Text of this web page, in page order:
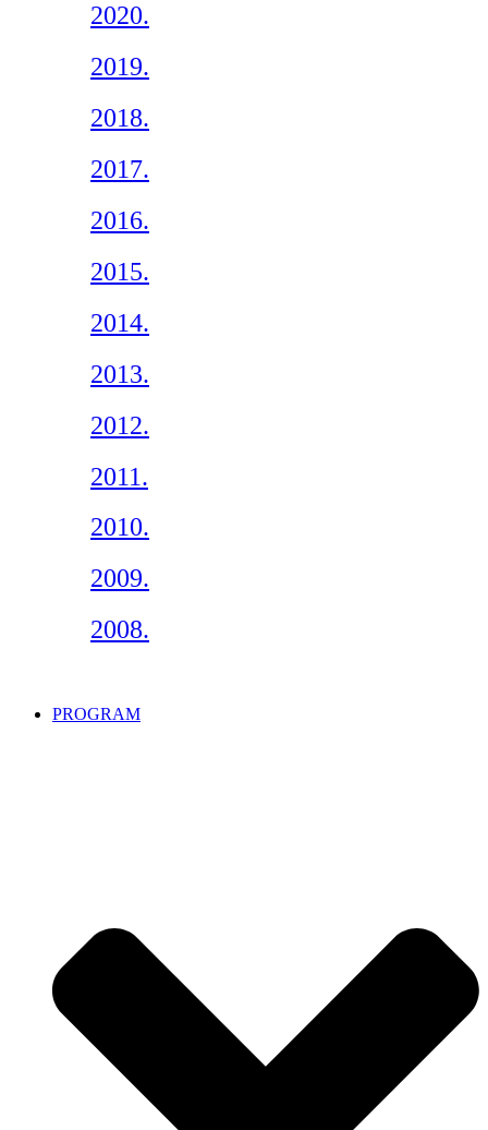
2020.
2019.
2018.
2017.
2016.
2015.
2014.
2013.
2012.
2011.
2010.
2009.
2008.
PROGRAM